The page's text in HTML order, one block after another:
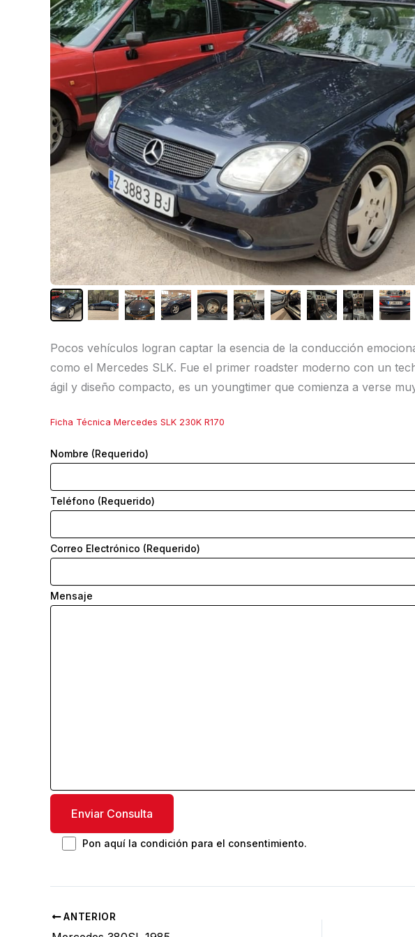
Pocos vehículos logran captar la esencia de la conducción
como el Mercedes SLK. Fue el primer roadster moderno con un
ágil y diseño compacto, es un youngtimer que comienza a verse
Ficha Técnica Mercedes SLK 230K R170
Nombre (Requerido)
Teléfono (Requerido)
Correo Electrónico (Requerido)
Mensaje
Pon aquí la condición para el consentimiento.
ANTERIOR